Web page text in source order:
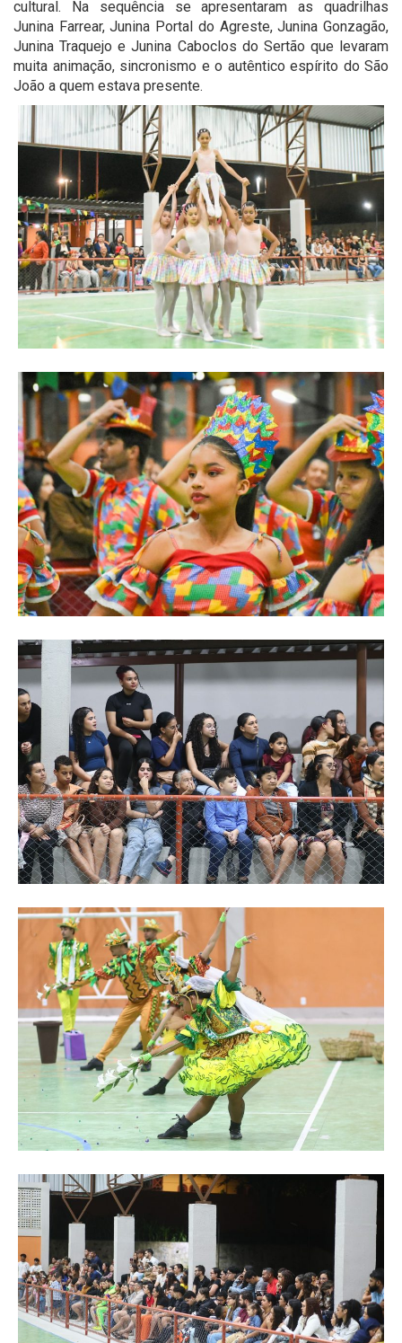
cultural. Na sequência se apresentaram as quadrilhas
Junina Farrear, Junina Portal do Agreste, Junina Gonzagão,
Junina Traquejo e Junina Caboclos do Sertão que levaram
muita animação, sincronismo e o autêntico espírito do São
João a quem estava presente.